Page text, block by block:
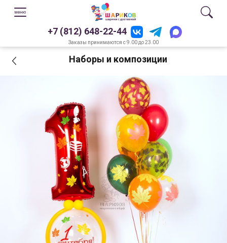
+7 (812) 648-22-44
Заказы принимаются с 9.00 до 23.00
Наборы и композиции